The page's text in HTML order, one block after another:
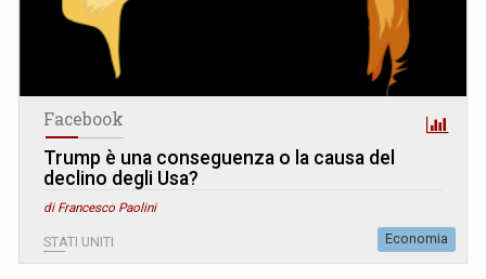
Facebook
Trump è una conseguenza o la causa del
declino degli Usa?
di Francesco Paolini
STATI UNITI Economia